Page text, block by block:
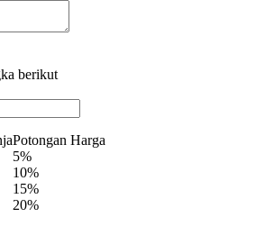
berikut
Potongan Harga
5%
10%
15%
20%